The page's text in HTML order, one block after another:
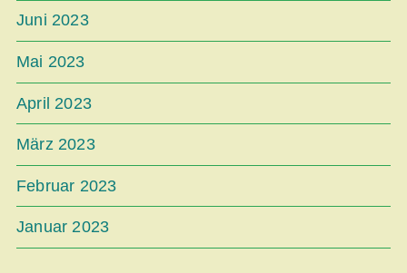
Juni 2023
Mai 2023
April 2023
März 2023
Februar 2023
Januar 2023